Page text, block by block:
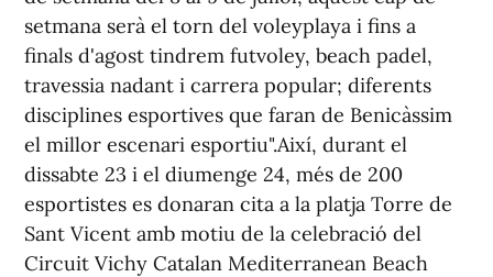
setmana serà el torn del voleyplaya i fins a
finals d'agost tindrem futvoley, beach padel,
travessia nadant i carrera popular; diferents
disciplines esportives que faran de Benicàssim
el millor escenari esportiu".Així, durant el
dissabte 23 i el diumenge 24, més de 200
esportistes es donaran cita a la platja Torre de
Sant Vicent amb motiu de la celebració del
Circuit Vichy Catalan Mediterranean Beach